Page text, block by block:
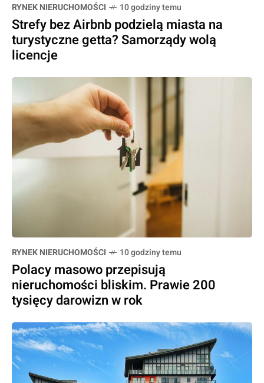
RYNEK NIERUCHOMOŚCI 10 godziny temu
Strefy bez Airbnb podzielą miasta na
turystyczne getta? Samorządy wolą
licencje
RYNEK NIERUCHOMOŚCI 10 godziny temu
Polacy masowo przepisują
nieruchomości bliskim. Prawie 200
tysięcy darowizn w rok